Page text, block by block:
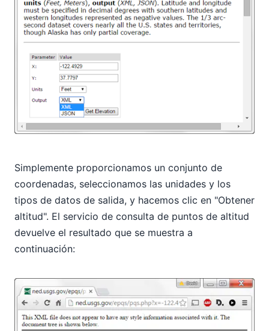
Simplemente proporcionamos un conjunto de
coordenadas, seleccionamos las unidades y los
tipos de datos de salida, y hacemos clic en "Obtener
altitud". El servicio de consulta de puntos de altitud
devuelve el resultado que se muestra a
continuación: